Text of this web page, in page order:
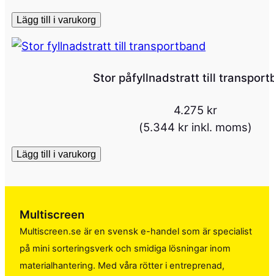
Lägg till i varukorg
Stor påfyllnadstratt till
4.275 kr
(5.344 krinkl. moms)
Lägg till i varukorg
Multiscreen
Multiscreen.se är en svensk e-handel som är specialist
på mini sorteringsverk och smidiga lösningar inom
materialhantering. Med våra rötter i entreprenad,